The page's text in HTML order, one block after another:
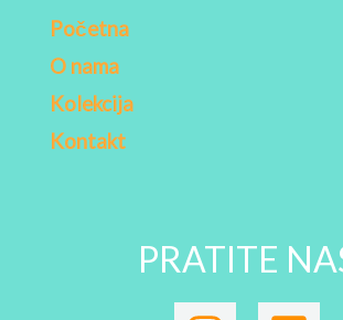
Početna
O nama
Kolekcija
Kontakt
PRATITE